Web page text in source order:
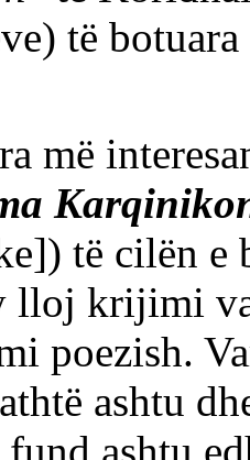
të
më
të cilën e
lloj krijimi
poezish.
ashtu
ashtu